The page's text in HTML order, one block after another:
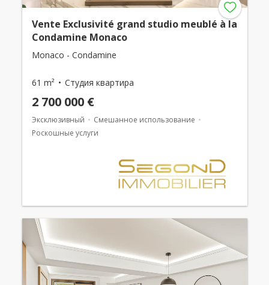
Vente Exclusivité grand studio meublé à la
Condamine Monaco
Monaco - Condamine
61 m² Студия квартира
2 700 000 €
Эксклюзивный
Смешанное использование
Роскошные услуги